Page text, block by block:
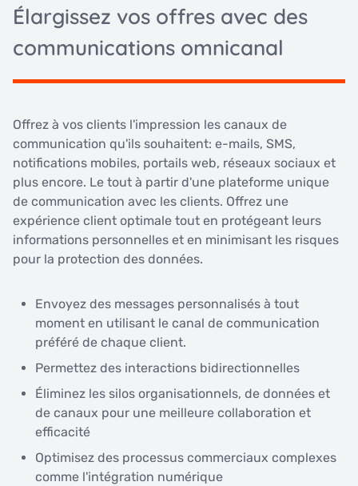
Élargissez vos offres avec des
communications omnicanal
Offrez à vos clients l'impression les canaux de
communication qu'ils souhaitent: e-mails, SMS,
notifications mobiles, portails web, réseaux sociaux et
plus encore. Le tout à partir d'une plateforme unique
de communication avec les clients. Offrez une
expérience client optimale tout en protégeant leurs
informations personnelles et en minimisant les risques
pour la protection des données.
Envoyez des messages personnalisés à tout
moment en utilisant le canal de communication
préféré de chaque client.
Permettez des interactions bidirectionnelles
Éliminez les silos organisationnels, de données et
de canaux pour une meilleure collaboration et
efficacité
Optimisez des processus commerciaux complexes
comme l'intégration numérique